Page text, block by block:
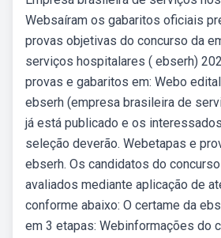
Websaíram os gabaritos oficiais
provas objetivas do concurso da
serviços hospitalares ( ebserh)
provas e gabaritos em: Webo
ebserh (empresa brasileira de
já está publicado e os
seleção deverão. Webetapas e
ebserh. Os candidatos do
avaliados mediante aplicação de
conforme abaixo: O certame da
em 3 etapas: Webinformações do